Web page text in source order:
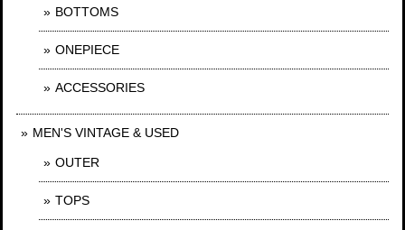
BOTTOMS
ONEPIECE
ACCESSORIES
MEN'S VINTAGE & USED
OUTER
TOPS